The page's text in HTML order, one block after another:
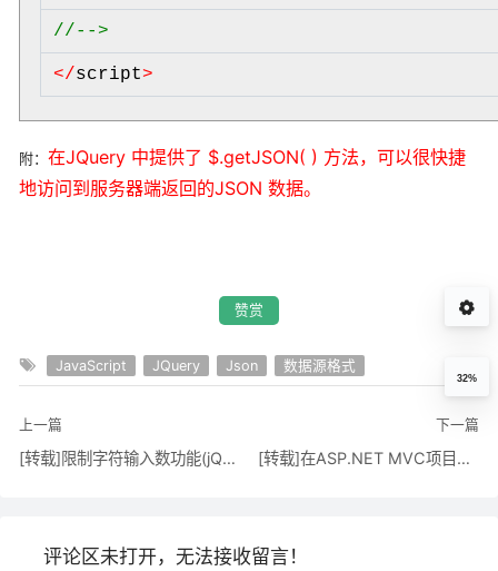
// -->
</script>
附： 在JQuery 中提供了 $.getJSON( ) 方法，可以很快捷
地访问到服务器端返回的JSON 数据。
赞赏
JavaScript JQuery Json 数据源格式
上一篇
[转载]限制字符输入数功能(jQ版和原生JS版)
下一篇
[转载]在ASP.NET MVC项目中如何显示图片
评论区未打开，无法接收留言！
32%